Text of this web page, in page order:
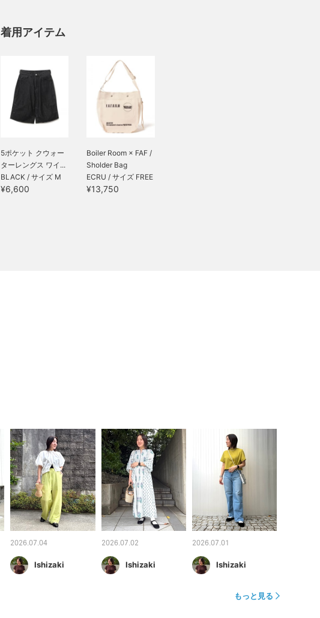
着用アイテム
5ポケット クウォー
ターレングス ワイ...
BLACK / サイズ M
¥6,600
Boiler Room × FAF /
Sholder Bag
ECRU / サイズ FREE
¥13,750
2026.07.04
Ishizaki
2026.07.02
Ishizaki
2026.07.01
Ishizaki
もっと見る